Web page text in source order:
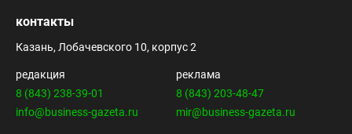
контакты
Казань, Лобачевского 10, корпус 2
редакция
8 (843) 238-39-01
info@business-gazeta.ru
реклама
8 (843) 203-48-47
mir@business-gazeta.ru